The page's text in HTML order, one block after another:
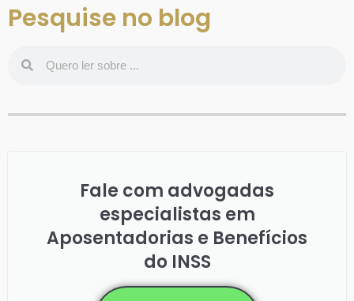
Pesquise no blog
Fale com advogadas
especialistas em
Aposentadorias e Benefícios
do INSS